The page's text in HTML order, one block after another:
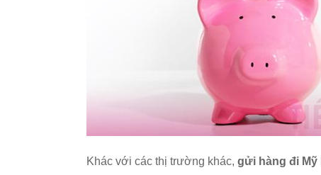
Khác với các thị trường khác, gửi hàng đi Mỹ